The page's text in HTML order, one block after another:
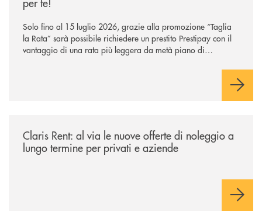
Solo fino al 15 luglio 2026, grazie alla promozione “Taglia
la Rata” sarà possibile richiedere un prestito Prestipay con il
vantaggio di una rata più leggera da metà piano di
Claris Rent: al via le nuove offerte di noleggio a
lungo termine per privati e aziende